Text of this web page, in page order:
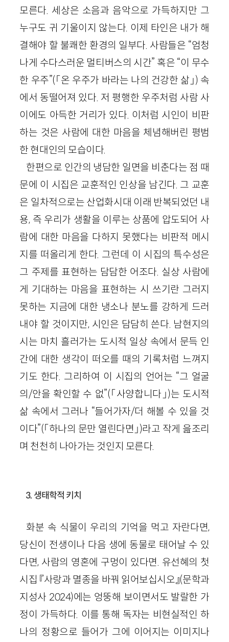
모른다. 세상은 소음과 음악으로 가득하지만 그
누구도 귀 기울이지 않는다. 이제 타인은 내가 해
결해야 할 불쾌한 환경의 일부다. 사람들은 “엄청
나게 수다스러운 멀티버스의 시간” 혹은 “이 무수
한 우주”(「온 우주가 바라는 나의 건강한 삶」) 속
에서 동떨어져 있다. 저 평행한 우주처럼 사람 사
이에도 아득한 거리가 있다. 이처럼 시인이 비판
하는 것은 사람에 대한 마음을 체념해버린 평범
한 현대인의 모습이다.
한편으로 인간의 냉담한 일면을 비춘다는 점 때
문에 이 시집은 교훈적인 인상을 남긴다. 그 교훈
은 일차적으로는 산업화시대 이래 반복되었던 내
용, 즉 우리가 생활을 이루는 상품에 압도되어 사
람에 대한 마음을 다하지 못했다는 비판적 메시
지를 떠올리게 한다. 그런데 이 시집의 특수성은
그 주제를 표현하는 담담한 어조다. 실상 사람에
게 기대하는 마음을 표현하는 시 쓰기란 그러지
못하는 지금에 대한 냉소나 분노를 강하게 드러
내야 할 것이지만, 시인은 담담히 쓴다. 남현지의
시는 마치 흘러가는 도시적 일상 속에서 문득 인
간에 대한 생각이 떠오를 때의 기록처럼 느껴지
기도 한다. 그리하여 이 시집의 언어는 “그 얼굴
의/안을 확인할 수 없”(「사양합니다」)는 도시적
삶 속에서 그러나 “들어가자/더 해볼 수 있을 것
이다”(「하나의 문만 열린다면」)라고 작게 읊조리
며 천천히 나아가는 것인지 모른다.
3. 생태학적 키치
화분 속 식물이 우리의 기억을 먹고 자란다면,
당신이 전생이나 다음 생에 동물로 태어날 수 있
다면, 사람의 영혼에 구멍이 있다면. 유선혜의 첫
시집 『사랑과 멸종을 바꿔 읽어보십시오』(문학과
지성사 2024)에는 엉뚱해 보이면서도 발랄한 가
정이 가득하다. 이를 통해 독자는 비현실적인 하
나의 정황으로 들어가 그에 이어지는 이미지나